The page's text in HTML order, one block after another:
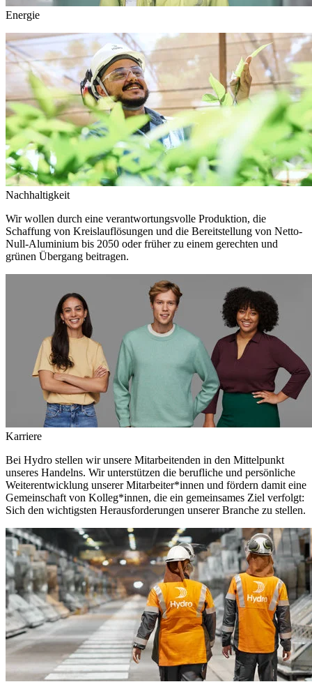
Energie
Nachhaltigkeit
Wir wollen durch eine verantwortungsvolle Produktion, die
Schaffung von Kreislauflösungen und die Bereitstellung von Netto-
Null-Aluminium bis 2050 oder früher zu einem gerechten und
grünen Übergang beitragen.
Karriere
Bei Hydro stellen wir unsere Mitarbeitenden in den Mittelpunkt
unseres Handelns. Wir unterstützen die berufliche und persönliche
Weiterentwicklung unserer Mitarbeiter*innen und fördern damit eine
Gemeinschaft von Kolleg*innen, die ein gemeinsames Ziel verfolgt:
Sich den wichtigsten Herausforderungen unserer Branche zu stellen.